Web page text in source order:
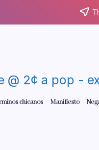
2¢ a pop -
chicanos Manifiesto